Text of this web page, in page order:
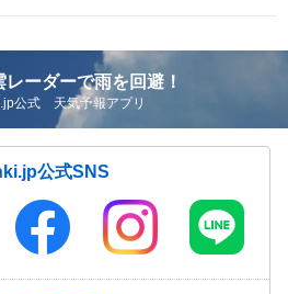
レーダーで雨を回避！
公式 天気予報アプリ
公式SNS